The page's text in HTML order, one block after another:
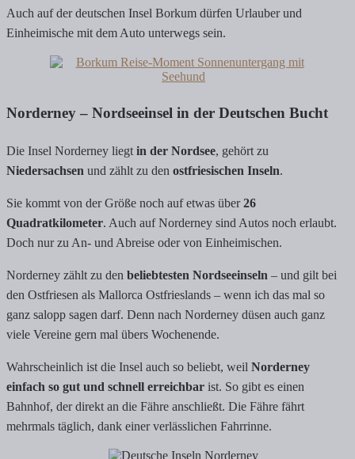
Auch auf der deutschen Insel Borkum dürfen Urlauber und
Einheimische mit dem Auto unterwegs sein.
Norderney – Nordseeinsel in der Deutschen Bucht
Die Insel Norderney liegt in der Nordsee, gehört zu
Niedersachsen und zählt zu den ostfriesischen Inseln.
Sie kommt von der Größe noch auf etwas über26
Quadratkilometer. Auch auf Norderney sind Autos noch erlaubt.
Doch nur zu An- und Abreise oder von Einheimischen.
Norderney zählt zu den beliebtesten Nordseeinseln – und gilt bei
den Ostfriesen als Mallorca Ostfrieslands – wenn ich das mal so
ganz salopp sagen darf. Denn nach Norderney düsen auch ganz
viele Vereine gern mal übers Wochenende.
Wahrscheinlich ist die Insel auch so beliebt, weil Norderney
einfach so gut und schnell erreichbar ist. So gibt es einen
Bahnhof, der direkt an die Fähre anschließt. Die Fähre fährt
mehrmals täglich, dank einer verlässlichen Fahrrinne.